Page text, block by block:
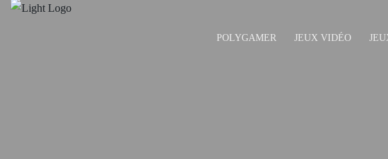
POLYGAMER JEUX VIDÉO